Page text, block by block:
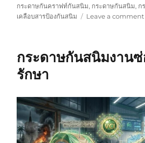
กระดาษกันคราฟท์กันสนิม, กระดาษกันสนิม, ก
เคลือบสารป้องกันสนิม
Leave a comment
กระดาษกันสนิมงานซ่
รักษา